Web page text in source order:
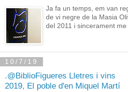
Ja fa un temps, em van
de vi negre de la Masia
del 2011 i sincerament me
10/7/19
.@BiblioFigueres Lletres i vins
2019, El poble d'en Miquel Martí